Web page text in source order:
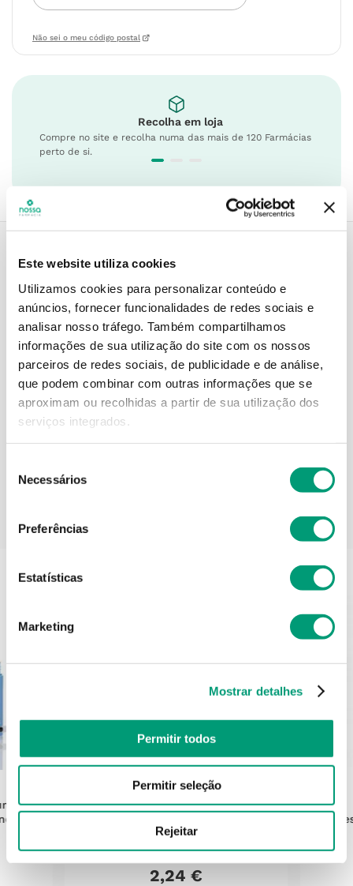
Este website utiliza cookies
Utilizamos cookies para personalizar conteúdo e
anúncios, fornecer funcionalidades de redes sociais e
analisar nosso tráfego. Também compartilhamos
informações de sua utilização do site com os nossos
parceiros de redes sociais, de publicidade e de análise,
que podem combinar com outras informações que se
aproximam ou recolhidas a partir de sua utilização dos
serviços integrados.
Necessários
Preferências
Estatísticas
Marketing
Mostrar detalhes
Permitir todos
Permitir seleção
Rejeitar
Não sei o meu código postal
Recolha em loja
Compre no site e recolha numa das mais de 120 Farmácias
perto de si.
Modo de utilização
Informações técnicas
PODERÁ TAMBÉM GOSTAR
APOSAN
Aposan Discos Desmaq 80
2,24 €